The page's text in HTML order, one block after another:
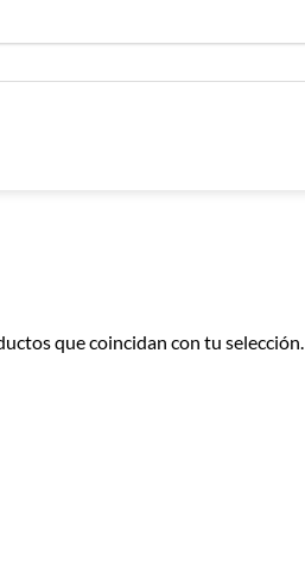
que coincidan con tu selección.